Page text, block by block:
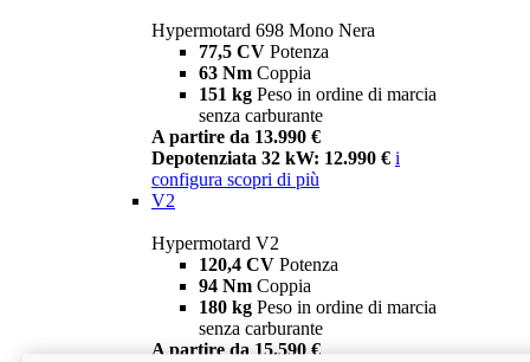
Hypermotard 698 Mono Nera
77,5 CV Potenza
63 Nm Coppia
151 kg Peso in ordine di marcia
senza carburante
A partire da 13.990 €
Depotenziata 32 kW: 12.990 € i
configura scopri di più
V2
Hypermotard V2
120,4 CV Potenza
94 Nm Coppia
180 kg Peso in ordine di marcia
senza carburante
A partire da 15.590 €